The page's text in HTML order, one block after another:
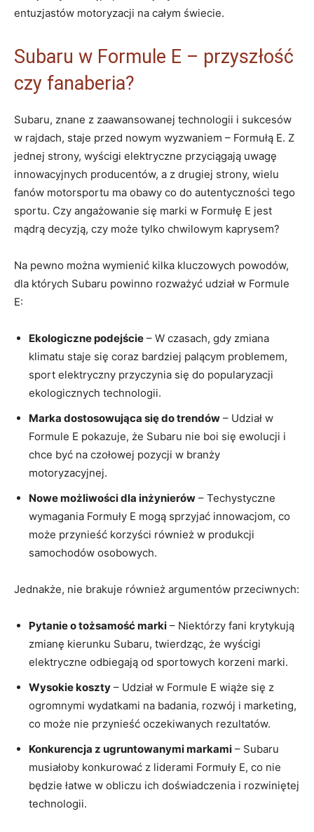
entuzjastów motoryzacji na całym świecie.
Subaru w Formule E – przyszłość
czy fanaberia?
Subaru, znane z zaawansowanej technologii i sukcesów
w rajdach, staje przed nowym wyzwaniem – Formułą E. Z
jednej strony, wyścigi elektryczne przyciągają uwagę
innowacyjnych producentów, a z drugiej strony, wielu
fanów motorsportu ma obawy co do autentyczności tego
sportu. Czy angażowanie się marki w Formułę E jest
mądrą decyzją, czy może tylko chwilowym kaprysem?
Na pewno można wymienić kilka kluczowych powodów,
dla których Subaru powinno rozważyć udział w Formule
E:
Ekologiczne podejście – W czasach, gdy zmiana
klimatu staje się coraz bardziej palącym problemem,
sport elektryczny przyczynia się do popularyzacji
ekologicznych technologii.
Marka dostosowująca się do trendów – Udział w
Formule E pokazuje, że Subaru nie boi się ewolucji i
chce być na czołowej pozycji w branży
motoryzacyjnej.
Nowe możliwości dla inżynierów – Techystyczne
wymagania Formuły E mogą sprzyjać innowacjom, co
może przynieść korzyści również w produkcji
samochodów osobowych.
Jednakże, nie brakuje również argumentów przeciwnych:
Pytanie o tożsamość marki – Niektórzy fani krytykują
zmianę kierunku Subaru, twierdząc, że wyścigi
elektryczne odbiegają od sportowych korzeni marki.
Wysokie koszty – Udział w Formule E wiąże się z
ogromnymi wydatkami na badania, rozwój i marketing,
co może nie przynieść oczekiwanych rezultatów.
Konkurencja z ugruntowanymi markami – Subaru
musiałoby konkurować z liderami Formuły E, co nie
będzie łatwe w obliczu ich doświadczenia i rozwiniętej
technologii.